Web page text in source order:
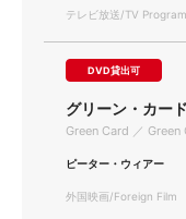
テレビ放送/TV Program
DVD貸出可
グリーン・カード
Green Card ／ Green
ピーター・ウィアー
外国映画/Foreign Film